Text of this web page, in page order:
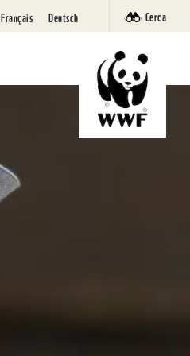
Français Deutsch Cerca